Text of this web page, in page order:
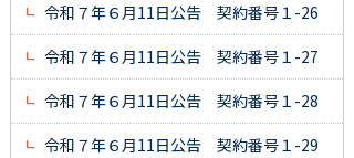
令和７年６月11日公告 契約番号１-26
令和７年６月11日公告 契約番号１-27
令和７年６月11日公告 契約番号１-28
令和７年６月11日公告 契約番号１-29